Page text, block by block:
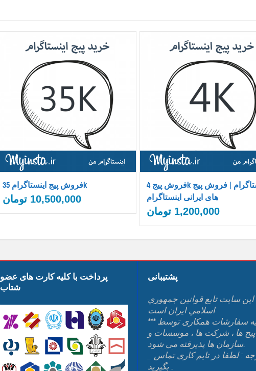
فروش پیج اینستاگرام 35k
10,500,000 تومان
فروش پیج 4k اینستاگرام | فروش پیج
های ایرانی اینستاگرام
1,200,000 تومان
پرداخت با کلیه کارت های عضو
شتاب
پشتیبانی
اين سايت تابع قوانين جمهوري
اسلامي ايران است
*** کلیه سفارشات همکاری توسط
پیج ها ، شرکت ها ، موسسات و
سازمان ها پذیرفته می شود.
بگیرید .